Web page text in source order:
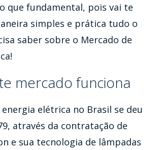
que fundamental, pois vai te
simples e prática tudo o
saber sobre o Mercado de
mercado funciona
energia elétrica no Brasil se deu
através da contratação de
e sua tecnologia de lâmpadas